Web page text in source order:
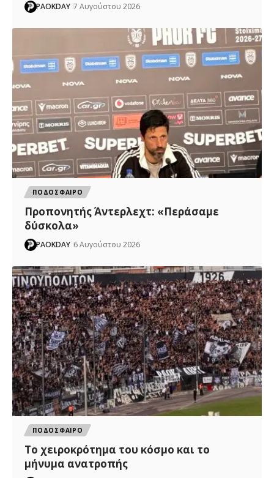
PAOKDAY 7 Αυγούστου 2026
ΠΟΔΟΣΦΑΙΡΟ
Προπονητής Άντερλεχτ: «Περάσαμε
δύσκολα»
PAOKDAY 6 Αυγούστου 2026
ΠΟΔΟΣΦΑΙΡΟ
Το χειροκρότημα του κόσμο και το
μήνυμα ανατροπής